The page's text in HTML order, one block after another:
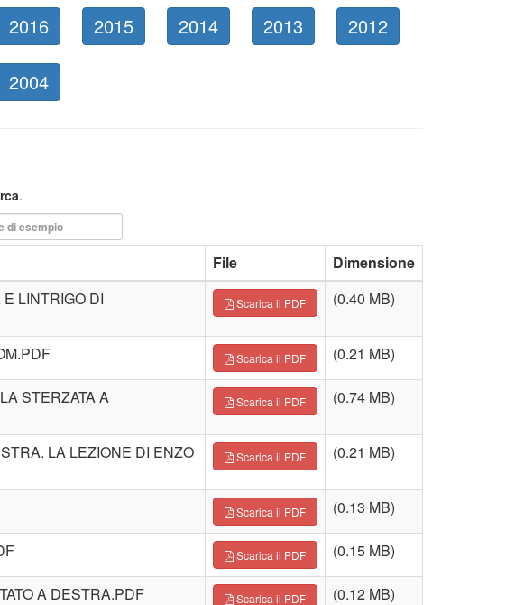
2016 2015 2014 2013 2012
2004
.
File
Dimensione
LINTRIGO DI
Scarica il PDF (0.40 MB)
Scarica il PDF (0.21 MB)
STERZATA A
Scarica il PDF (0.74 MB)
LA LEZIONE DI ENZO
Scarica il PDF (0.21 MB)
Scarica il PDF (0.13 MB)
Scarica il PDF (0.15 MB)
A DESTRA.PDF Scarica il PDF (0.12 MB)